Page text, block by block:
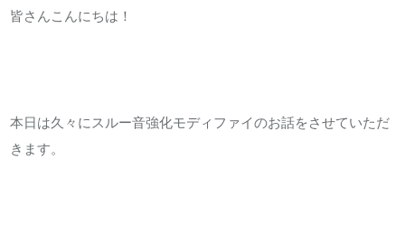
皆さんこんにちは！
本日は久々にスルー音強化モディファイのお話をさせていただ
きます。